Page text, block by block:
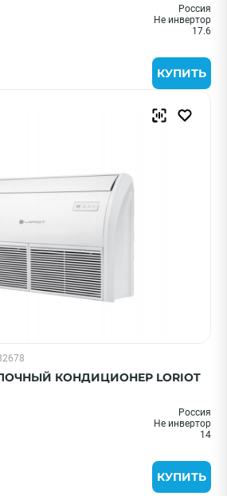
Россия
Не инвертор
17.6
КУПИТЬ
КОНДИЦИОНЕР LORIOT
Россия
Не инвертор
14
КУПИТЬ